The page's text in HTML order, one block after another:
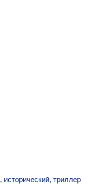
, исторический, триллер